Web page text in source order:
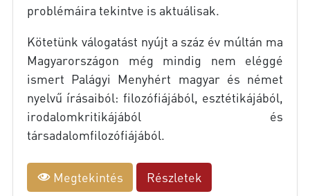
problémáira tekintve is aktuálisak.
Kötetünk válogatást nyújt a száz év múltán ma
Magyarországon még mindig nem eléggé
ismert Palágyi Menyhért magyar és német
nyelvű írásaiból: filozófiájából, esztétikájából,
irodalomkritikájából és
társadalomfilozófiájából.
Megtekintés Részletek